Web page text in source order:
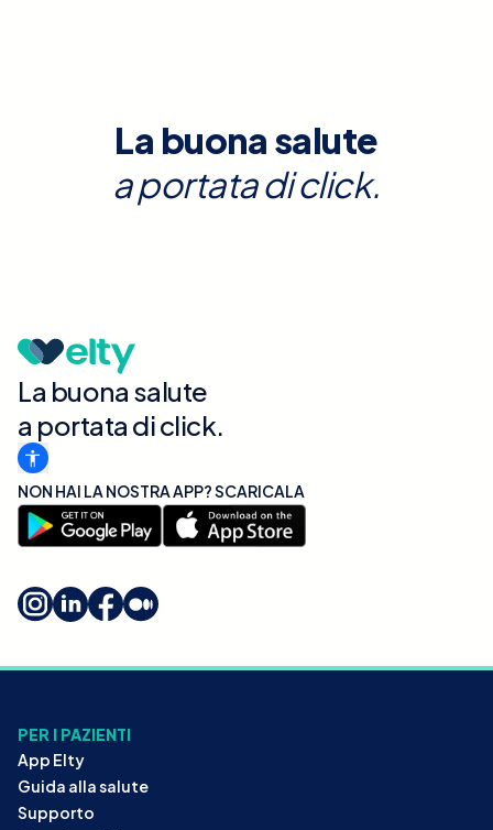
La buona salute
a portata di click.
La buona salute
a portata di click.
NON HAI LA NOSTRA APP? SCARICALA
PER I PAZIENTI
App Elty
Guida alla salute
Supporto